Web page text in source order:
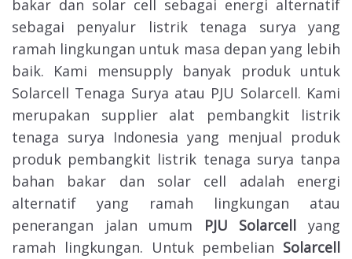
bakar dan solar cell sebagai energi alternatif
sebagai penyalur listrik tenaga surya yang
ramah lingkungan untuk masa depan yang lebih
baik. Kami mensupply banyak produk untuk
Solarcell Tenaga Surya atau PJU Solarcell. Kami
merupakan supplier alat pembangkit listrik
tenaga surya Indonesia yang menjual produk
produk pembangkit listrik tenaga surya tanpa
bahan bakar dan solar cell adalah energi
alternatif yang ramah lingkungan atau
penerangan jalan umum PJU Solarcell yang
ramah lingkungan. Untuk pembelian Solarcell